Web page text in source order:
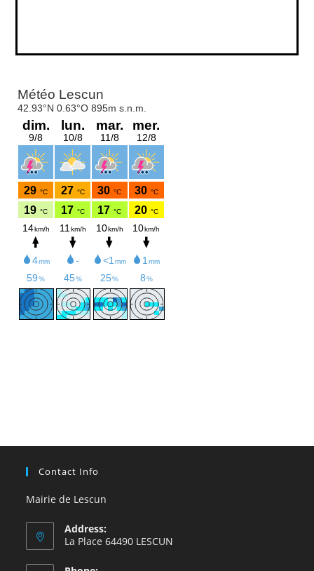
Contact Info
Mairie de Lescun
Address:
La Place 64490 LESCUN